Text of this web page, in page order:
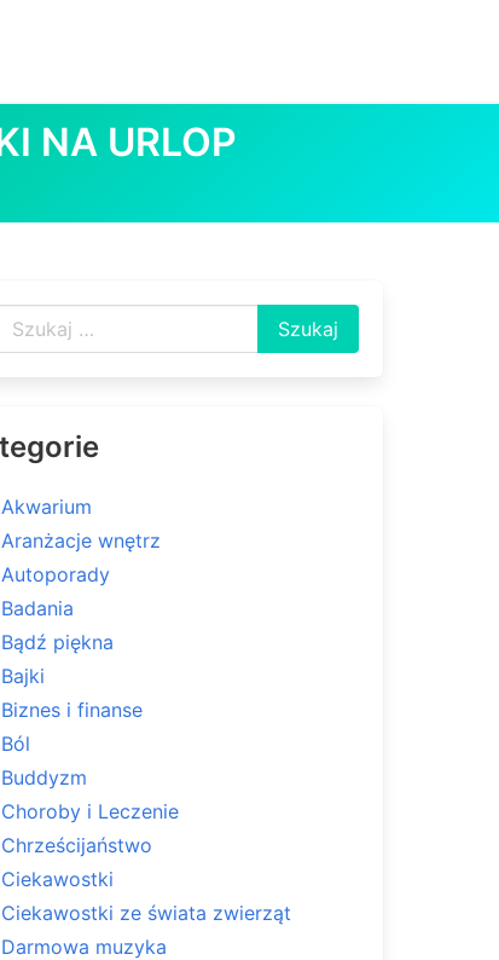
NA URLOP
Akwarium
Aranżacje wnętrz
Autoporady
Badania
Bądź piękna
Bajki
Biznes i finanse
Ból
Buddyzm
Choroby i Leczenie
Chrześcijaństwo
Ciekawostki
Ciekawostki ze świata zwierząt
Darmowa muzyka